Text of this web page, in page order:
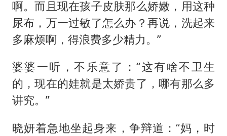
啊。而且现在孩子皮肤那么娇嫩，用这种
尿布，万一过敏了怎么办？再说，洗起来
多麻烦啊，得浪费多少精力。”
婆婆一听，不乐意了：“这有啥不卫生
的，现在的娃就是太娇贵了，哪有那么多
讲究。”
晓妍着急地坐起身来，争辩道：“妈，时